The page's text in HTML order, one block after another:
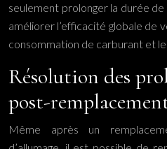
seulement prolonger la durée de
améliorer l’efficacité globale de
consommation de carburant et
Résolution des
post-
Même après un